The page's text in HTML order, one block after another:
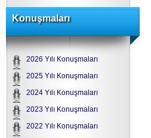
Konuşmaları
2026 Yılı Konuşmaları
2025 Yılı Konuşmaları
2024 Yılı Konuşmaları
2023 Yılı Konuşmaları
2022 Yılı Konuşmaları